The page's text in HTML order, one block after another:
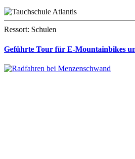
Ressort: Schulen
Geführte Tour für E-Mountainbikes